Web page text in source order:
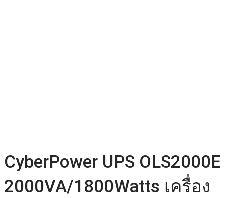
CyberPower UPS OLS2000E
2000VA/1800Watts เครื่อง